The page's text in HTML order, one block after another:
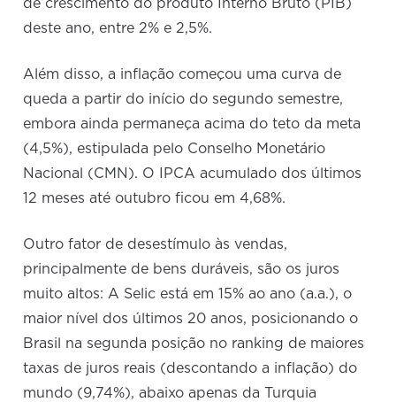
de crescimento do produto Interno Bruto (PIB)
deste ano, entre 2% e 2,5%.
Além disso, a inflação começou uma curva de
queda a partir do início do segundo semestre,
embora ainda permaneça acima do teto da meta
(4,5%), estipulada pelo Conselho Monetário
Nacional (CMN). O IPCA acumulado dos últimos
12 meses até outubro ficou em 4,68%.
Outro fator de desestímulo às vendas,
principalmente de bens duráveis, são os juros
muito altos: A Selic está em 15% ao ano (a.a.), o
maior nível dos últimos 20 anos, posicionando o
Brasil na segunda posição no ranking de maiores
taxas de juros reais (descontando a inflação) do
mundo (9,74%), abaixo apenas da Turquia